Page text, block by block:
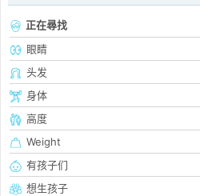
正在尋找
眼睛
头发
身体
高度
Weight
有孩子们
想生孩子